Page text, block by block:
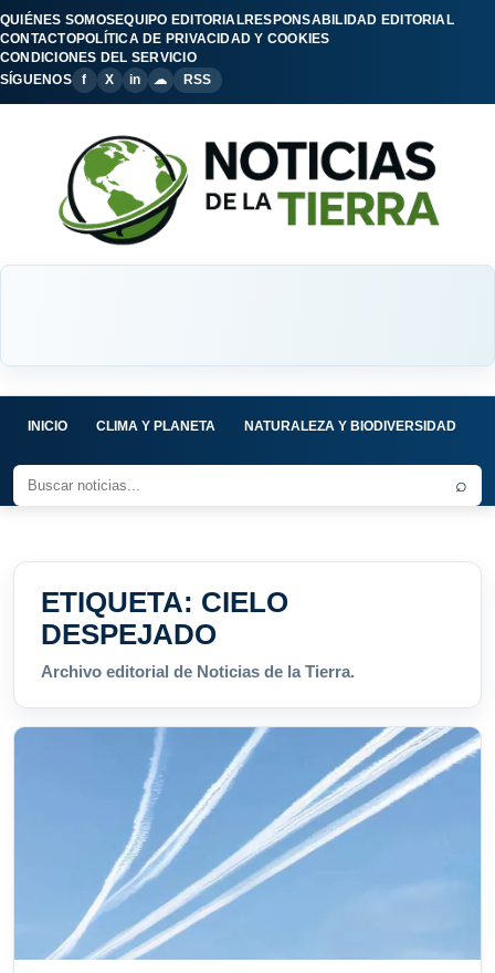
QUIÉNES SOMOSEQUIPO EDITORIALRESPONSABILIDAD EDITORIAL
CONTACTOPOLÍTICA DE PRIVACIDAD Y COOKIES
CONDICIONES DEL SERVICIO
SÍGUENOS
f X in ☁ RSS
INICIO CLIMA Y PLANETA NATURALEZA Y BIODIVERSIDAD
⌕
ETIQUETA: CIELO
DESPEJADO
Archivo editorial de Noticias de la Tierra.